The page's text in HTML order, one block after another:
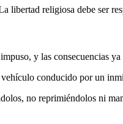
libertad religiosa debe ser
y las consecuencias
vehículo conducido por un
no reprimiéndolos ni